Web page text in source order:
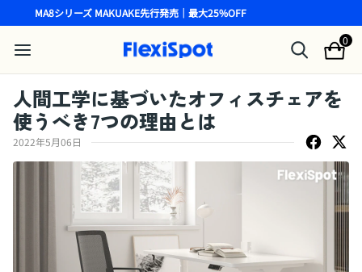
MA8シリーズ MAKUAKE先行発売｜最大25%OFF
0
人間工学に基づいたオフィスチェアを
使うべき7つの理由とは
2022年5月06日